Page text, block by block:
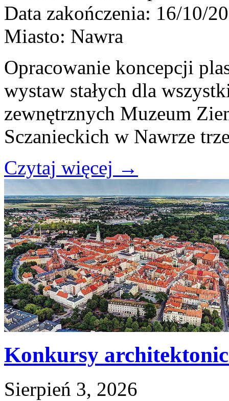
Data zakończenia: 16/10/
Miasto: Nawra
Opracowanie koncepcji
wystaw stałych dla
zewnętrznych Muzeum
Sczanieckich w Nawrze
Czytaj więcej →
Konkursy
Sierpień 3, 2026